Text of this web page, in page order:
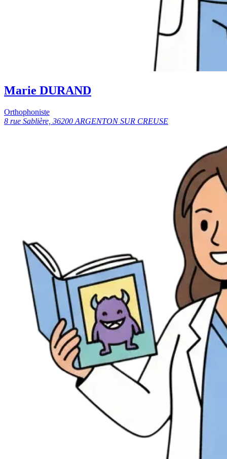
Marie DURAND
Orthophoniste
8 rue Sablière, 36200 ARGENTON SUR CREUSE